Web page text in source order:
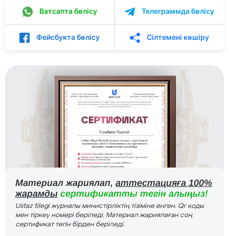
Ватсапта бөлісу Телеграммда бөлісу
Фейсбукта бөлісу Сілтемені көшіру
Материал жариялап, аттестацияға 100%
жарамды сертификатты тегін алыңыз!
Ustaz tilegi журналы министірліктің тізіміне енген. Qr коды
мен тіркеу номері беріледі. Материал жариялаған соң
сертификат тегін бірден беріледі.